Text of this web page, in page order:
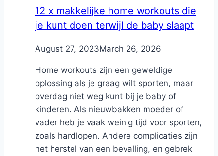
12 x makkelijke home workouts die
je kunt doen terwijl de baby slaapt
ByNicole
August 27, 2023March 26, 2026
Home workouts zijn een geweldige
oplossing als je graag wilt sporten, maar
overdag niet weg kunt bij je baby of
kinderen. Als nieuwbakken moeder of
vader heb je vaak weinig tijd voor sporten,
zoals hardlopen. Andere complicaties zijn
het herstel van een bevalling, en gebrek